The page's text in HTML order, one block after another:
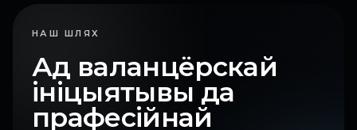
НАШ ШЛЯХ
Ад валанцёрскай
ініцыятывы да
прафесійнай